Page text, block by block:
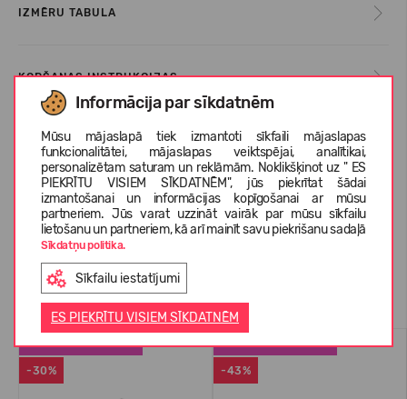
Informācija par sīkdatnēm
Mūsu mājaslapā tiek izmantoti sīkfaili mājaslapas
funkcionalitātei, mājaslapas veiktspējai, analītikai,
personalizētam saturam un reklāmām. Noklikšķinot uz " ES
PIEKRĪTU VISIEM SĪKDATNĒM", jūs piekrītat šādai
izmantošanai un informācijas kopīgošanai ar mūsu
partneriem. Jūs varat uzzināt vairāk par mūsu sīkfailu
lietošanu un partneriem, kā arī mainīt savu piekrišanu sadaļā
Sīkdatņu politika.
Sīkfailu iestatījumi
ES PIEKRĪTU VISIEM SĪKDATNĒM
IZMĒRU TABULA
KOPŠANAS INSTRUKCIJAS
PAR CROCS™
KLIENTU ATSAUKSMES (51)
Līdzīgas preces
-30%
LABĀK PĀRDOTAIS
-43%
LABĀK PĀRDOTAIS